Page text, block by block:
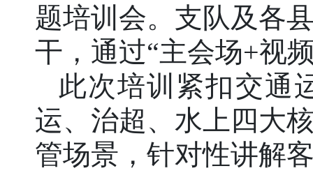
题培训会。支队及各
干，通过“主会场+视
此次培训紧扣交通
运、治超、水上四大
管场景，针对性讲解